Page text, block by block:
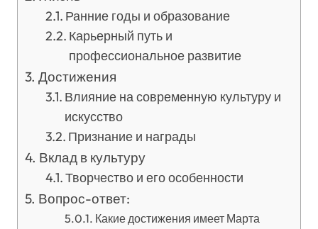
Ранние годы и образование
Карьерный путь и
профессиональное развитие
Достижения
Влияние на современную культуру и
искусство
Признание и награды
Вклад в культуру
Творчество и его особенности
Вопрос-ответ:
Какие достижения имеет Марта